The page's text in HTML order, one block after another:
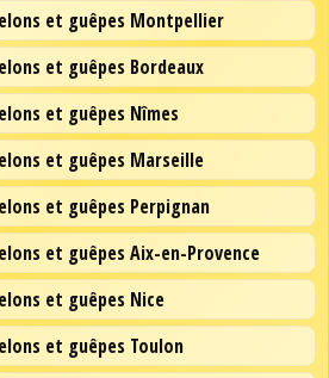
et guêpes Montpellier
et guêpes Bordeaux
et guêpes Nîmes
et guêpes Marseille
et guêpes Perpignan
et guêpes Aix-en-Provence
et guêpes Nice
et guêpes Toulon